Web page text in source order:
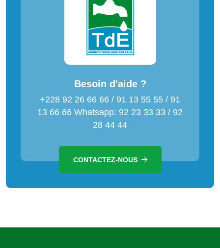
Besoin d'aide ?
+228 92 26 66 66 / 91 13 55 55 / 91
13 66 66 Whatsapp: 92 23 33 33 / 92
28 44 44
CONTACTEZ-NOUS